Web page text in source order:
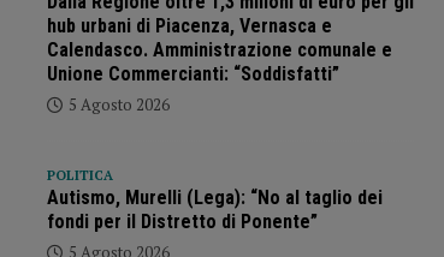
hub urbani di Piacenza, Vernasca e
Calendasco. Amministrazione comunale e
Unione Commercianti: “Soddisfatti”
5 Agosto 2026
POLITICA
Autismo, Murelli (Lega): “No al taglio dei
fondi per il Distretto di Ponente”
5 Agosto 2026